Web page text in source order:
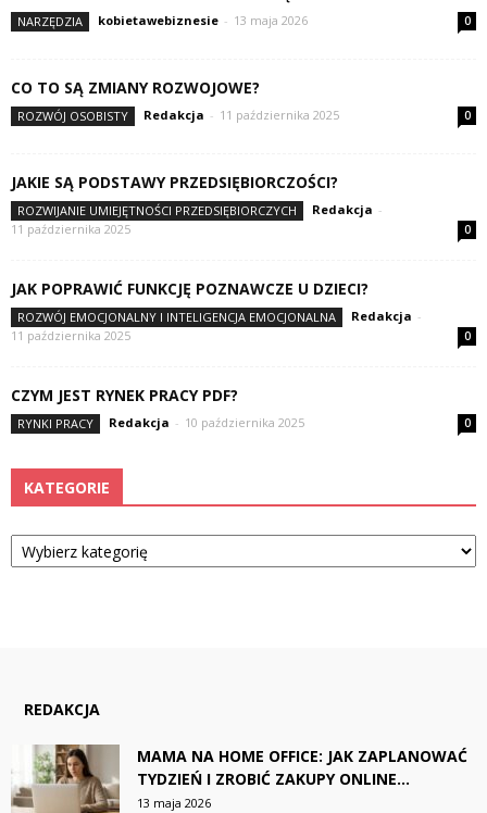
NARZĘDZIA kobietawebiznesie - 13 maja 2026 0
CO TO SĄ ZMIANY ROZWOJOWE?
ROZWÓJ OSOBISTY Redakcja - 11 października 2025 0
JAKIE SĄ PODSTAWY PRZEDSIĘBIORCZOŚCI?
ROZWIJANIE UMIEJĘTNOŚCI PRZEDSIĘBIORCZYCH Redakcja -
11 października 2025
0
JAK POPRAWIĆ FUNKCJĘ POZNAWCZE U DZIECI?
ROZWÓJ EMOCJONALNY I INTELIGENCJA EMOCJONALNA Redakcja -
11 października 2025
0
CZYM JEST RYNEK PRACY PDF?
RYNKI PRACY Redakcja - 10 października 2025 0
KATEGORIE
Kategorie
REDAKCJA
MAMA NA HOME OFFICE: JAK ZAPLANOWAĆ
TYDZIEŃ I ZROBIĆ ZAKUPY ONLINE...
13 maja 2026